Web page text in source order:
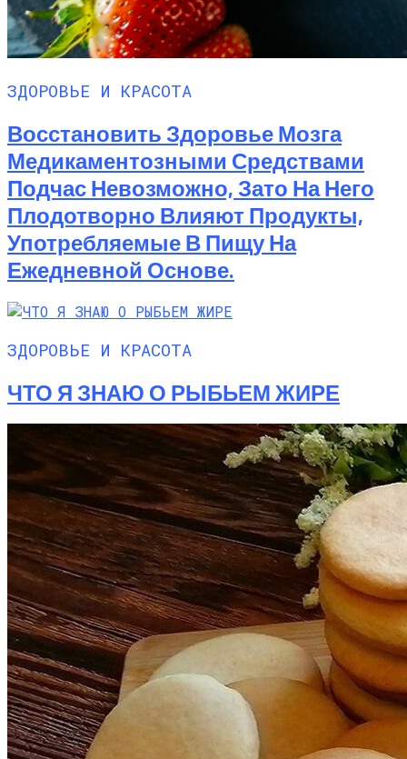
ЗДОРОВЬЕ И КРАСОТА
Восстановить Здоровье Мозга
Медикаментозными Средствами
Подчас Невозможно, Зато На Него
Плодотворно Влияют Продукты,
Употребляемые В Пищу На
Ежедневной Основе.
ЗДОРОВЬЕ И КРАСОТА
ЧТО Я ЗНАЮ О РЫБЬЕМ ЖИРЕ